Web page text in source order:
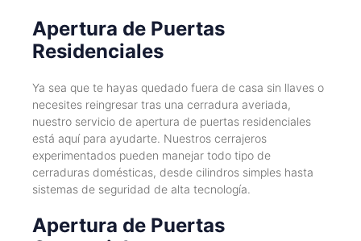
Apertura de Puertas
Residenciales
Ya sea que te hayas quedado fuera de casa sin llaves o
necesites reingresar tras una cerradura averiada,
nuestro servicio de apertura de puertas residenciales
está aquí para ayudarte. Nuestros cerrajeros
experimentados pueden manejar todo tipo de
cerraduras domésticas, desde cilindros simples hasta
sistemas de seguridad de alta tecnología.
Apertura de Puertas